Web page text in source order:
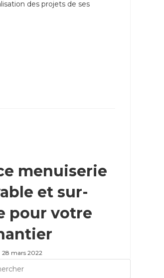
des projets de ses
menuiserie
et sur-
pour votre
28 mars 2022